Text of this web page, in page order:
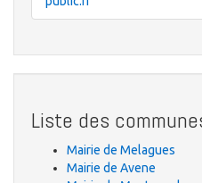
Liste des
Mairie de Melagues
Mairie de Avene